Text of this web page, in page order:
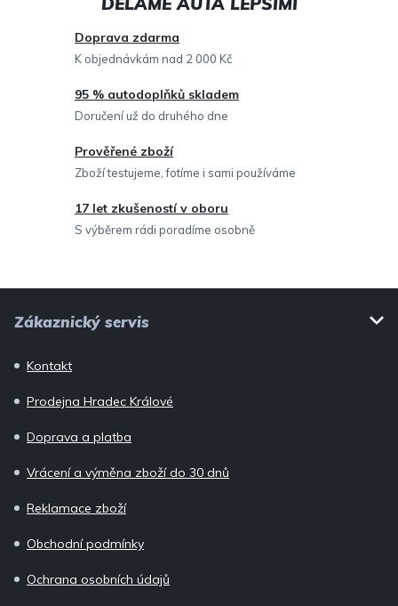
a
í
p
r
y
v
ý
Doprava zdarma
K objednávkám nad 2 000 Kč
95 % autodoplňků skladem
Doručení už do druhého dne
Prověřené zboží
Zboží testujeme, fotíme i sami používáme
17 let zkušeností v oboru
S výběrem rádi poradíme osobně
Zákaznický servis
Kontakt
Prodejna Hradec Králové
Doprava a platba
Vrácení a výměna zboží do 30 dnů
Reklamace zboží
Obchodní podmínky
Ochrana osobních údajů